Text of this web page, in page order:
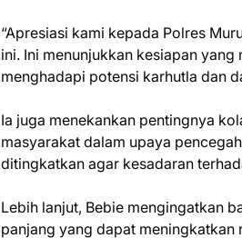
“Apresiasi kami kepada Polres
ini. Ini menunjukkan kesiapan
menghadapi potensi karhutla dan
Ia juga menekankan pentingnya
masyarakat dalam upaya
ditingkatkan agar kesadaran
Lebih lanjut, Bebie mengingatkan
panjang yang dapat meningkatkan